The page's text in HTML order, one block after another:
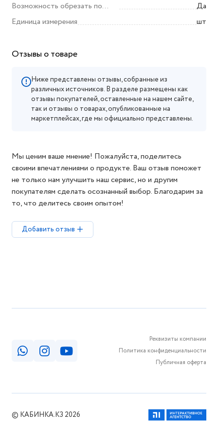
Возможность обрезать по
размеру
Да
Единица измерения
шт
Отзывы о товаре
Ниже представлены отзывы, собранные из
различных источников. В разделе размещены как
отзывы покупателей, оставленные на нашем сайте,
так и отзывы о товарах, опубликованные на
маркетплейсах, где мы официально представлены.
Мы ценим ваше мнение! Пожалуйста, поделитесь
своими впечатлениями о продукте. Ваш отзыв поможет
не только нам улучшить наш сервис, но и другим
покупателям сделать осознанный выбор. Благодарим за
то, что делитесь своим опытом!
Добавить отзыв
Реквизиты компании
Политика конфиденциальности
Публичная оферта
© КАБИНКА.КЗ 2026